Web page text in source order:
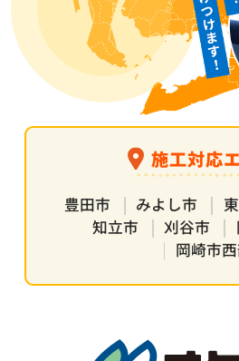
施工対応
豊田市 みよし市
知立市
刈谷市
岡崎市